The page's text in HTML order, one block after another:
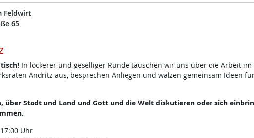
Feldwirt
65
In lockerer und geselliger Runde tauschen wir uns über die Arbeit im
Andritz aus, besprechen Anliegen und wälzen gemeinsam Ideen für
über Stadt und Land und Gott und die Welt diskutieren oder sich
Uhr